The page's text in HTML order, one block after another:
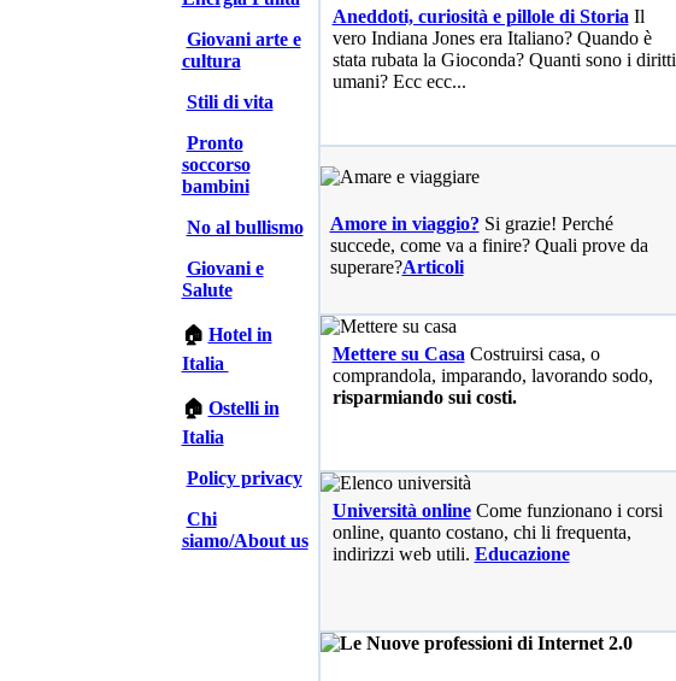
Giovani arte e
cultura
Stili di vita
Pronto
soccorso
bambini
No al bullismo
Giovani e
Salute
🏠 Hotel in
Italia
🏠 Ostelli in
Italia
Policy privacy
Chi
siamo/About us
Aneddoti, curiosità e pillole di Storia Il
vero Indiana Jones era Italiano? Quando è
stata rubata la Gioconda? Quanti sono i diritti
umani? Ecc ecc...
Amore in viaggio? Si grazie! Perché
succede, come va a finire? Quali prove da
superare?Articoli
Mettere su Casa Costruirsi casa, o
comprandola, imparando, lavorando sodo,
risparmiando sui costi.
Università online Come funzionano i corsi
online, quanto costano, chi li frequenta,
indirizzi web utili. Educazione